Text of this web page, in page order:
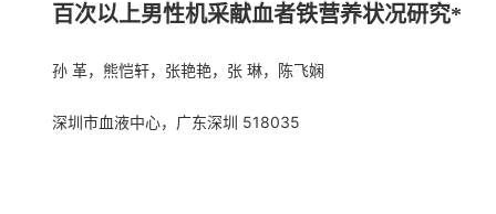
百次以上男性机采献血者铁营养状况研究*
孙 革，熊恺轩，张艳艳，张 琳，陈飞娴
深圳市血液中心，广东深圳 518035